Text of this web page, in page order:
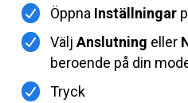
Öppna Inställningar
VäljAnslutning eller
beroende på din
Tryck